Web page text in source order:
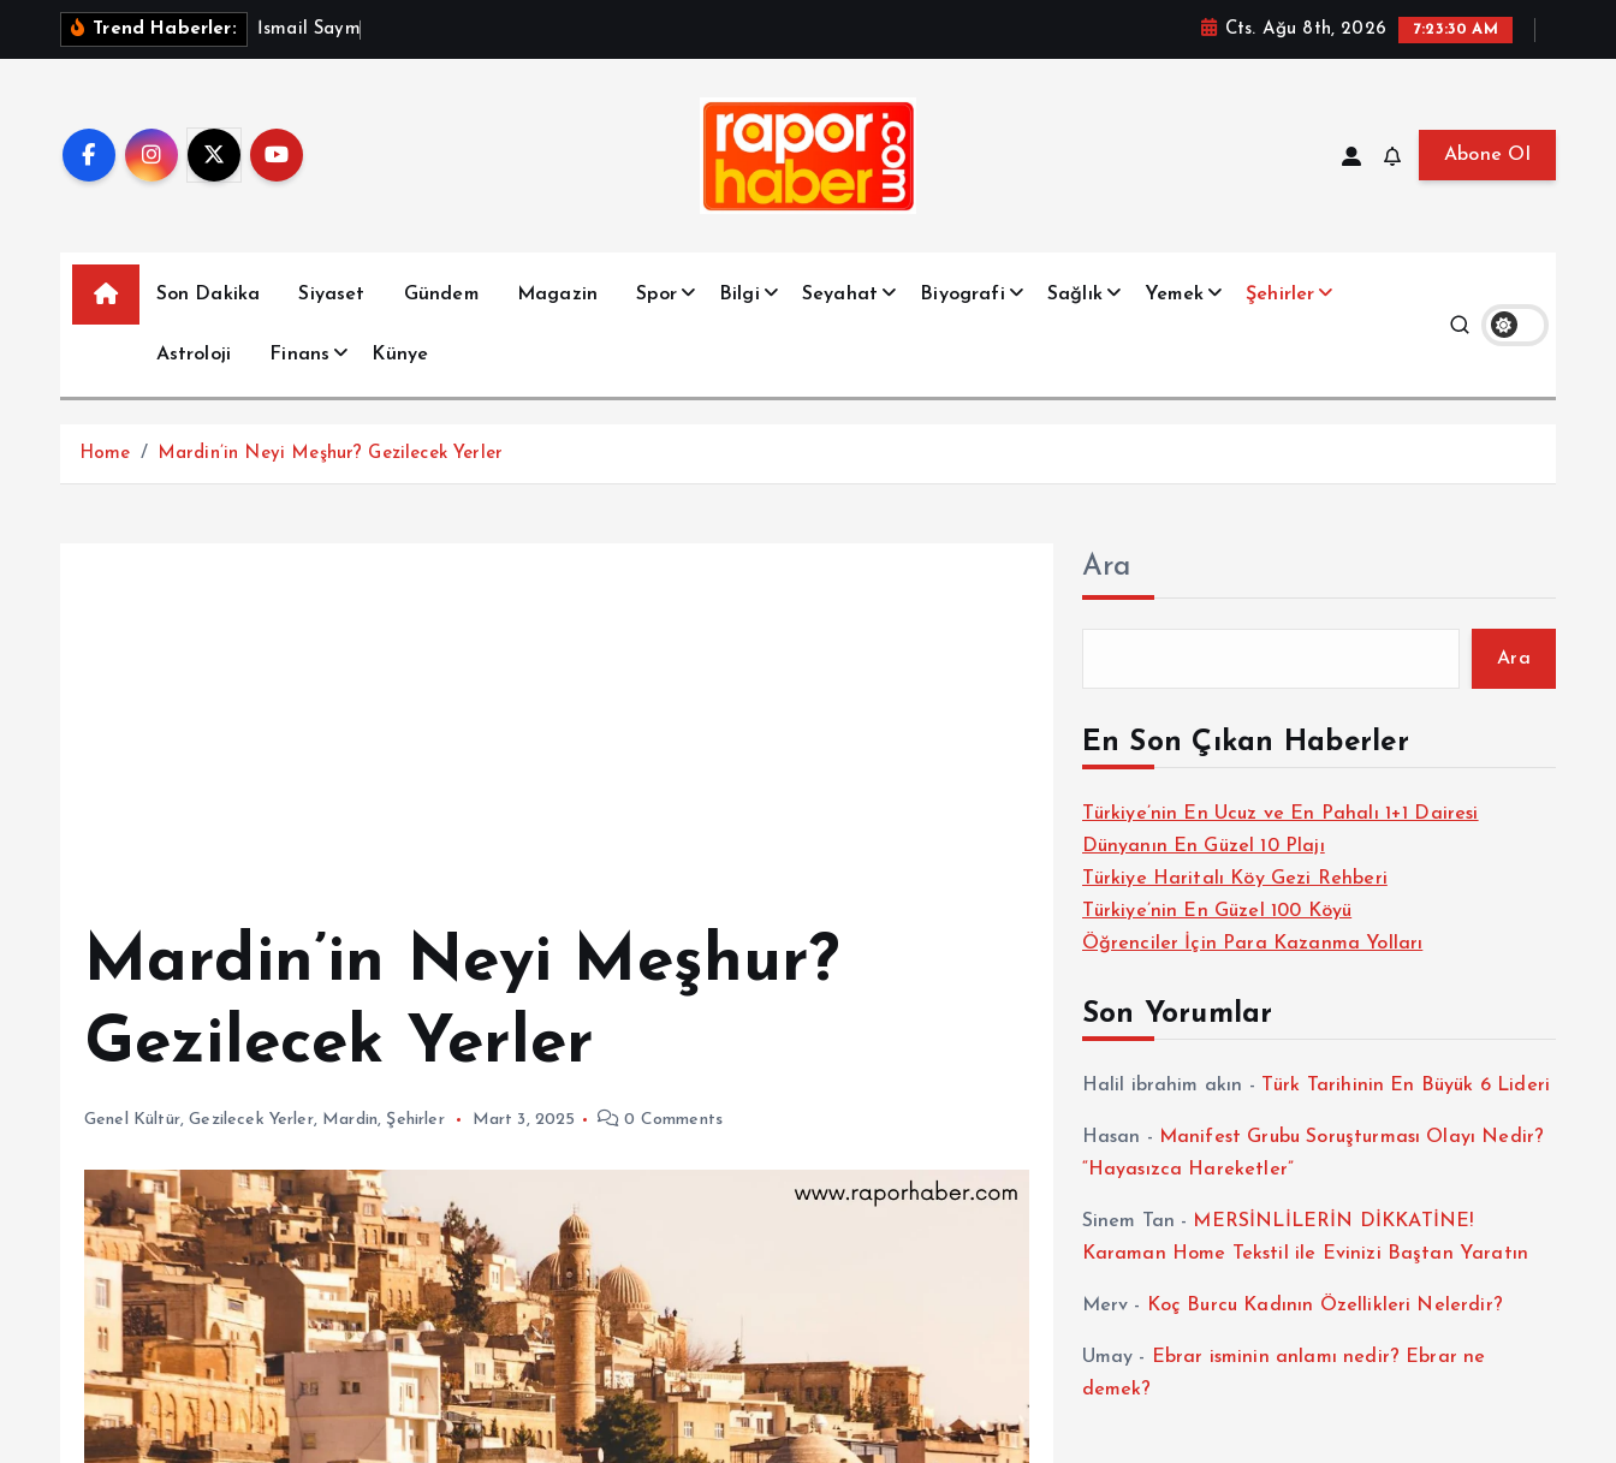
Trend Haberler: sma i Say m Cts. Ağu 8th, 2026 7:23:31 AM
Abone Ol
Son Dakika Siyaset Gündem Magazin Spor Bilgi Seyahat Biyografi Sağlık Yemek Şehirler
Astroloji Finans Künye
Home Mardin’in Neyi Meşhur? Gezilecek Yerler
Mardin’in Neyi Meşhur?
Gezilecek Yerler
Genel Kültür,Gezilecek Yerler, Mardin, Şehirler Mart 3, 2025 0 Comments
Ara
Ara
En Son Çıkan Haberler
Türkiye’nin En Ucuz ve En Pahalı 1+1 Dairesi
Dünyanın En Güzel 10 Plajı
Türkiye Haritalı Köy Gezi Rehberi
Türkiye’nin En Güzel 100 Köyü
Öğrenciler İçin Para Kazanma Yolları
Son Yorumlar
Halil ibrahim akın - Türk Tarihinin En Büyük 6 Lideri
Hasan - Manifest Grubu Soruşturması Olayı Nedir?
“Hayasızca Hareketler”
Sinem Tan - MERSİNLİLERİN DİKKATİNE!
Karaman Home Tekstil ile Evinizi Baştan Yaratın
Merv - Koç Burcu Kadının Özellikleri Nelerdir?
Umay -
Ebrar isminin anlamı nedir? Ebrar ne
demek?